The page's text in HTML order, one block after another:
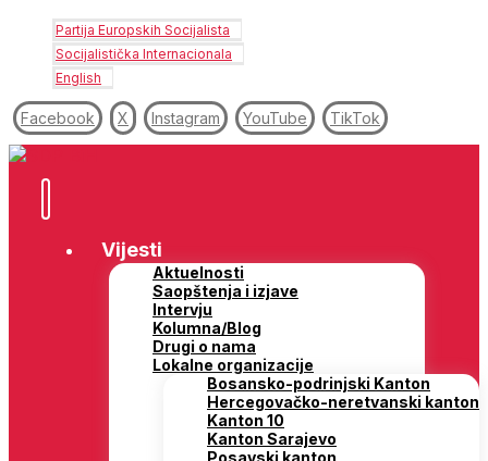
Partija Europskih Socijalista
Socijalistička Internacionala
English
Facebook X Instagram YouTube TikTok
Vijesti
Aktuelnosti
Saopštenja i izjave
Intervju
Kolumna/Blog
Drugi o nama
Lokalne organizacije
Bosansko-podrinjski Kanton
Hercegovačko-neretvanski kanton
Kanton 10
Kanton Sarajevo
Posavski kanton